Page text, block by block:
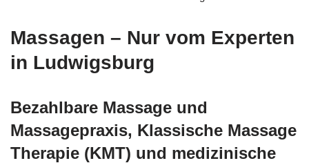
Massagen – Nur vom Experten
in Ludwigsburg
Bezahlbare Massage und
Massagepraxis, Klassische Massage
Therapie (KMT) und medizinische